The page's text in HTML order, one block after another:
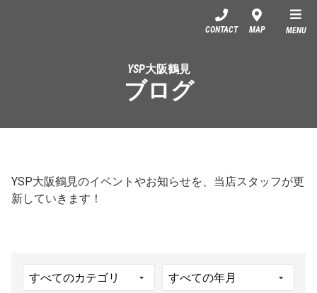
CONTACT MAP MENU
YSP大阪鶴見
ブログ
YSP大阪鶴見のイベントやお知らせを、当店スタッフが更
新していきます！